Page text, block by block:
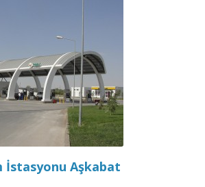
İstasyonu Aşkabat